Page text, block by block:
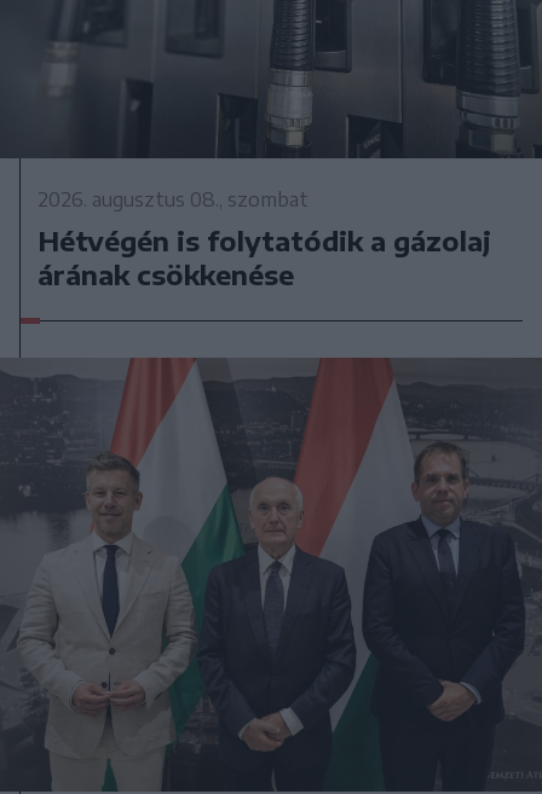
2026. augusztus 08., szombat
Hétvégén is folytatódik a gázolaj
árának csökkenése